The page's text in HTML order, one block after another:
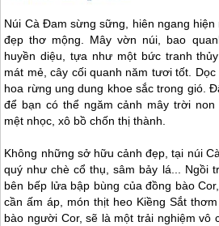
Núi Cà Đam sừng sững, hiên ngang
đẹp thơ mộng. Mây vờn núi, bao
huyền diệu, tựa như một bức tranh
mát mẻ, cây cối quanh năm tươi tốt.
hoa rừng ung dung khoe sắc trong gió.
để bạn có thể ngăm cảnh mây trời
mệt nhọc, xô bồ chốn thị thành.
Không những sở hữu cảnh đẹp, tại núi
quý như chè cổ thụ, sâm bảy lá... Ngồi
bên bếp lửa bập bùng của đồng bào
cần ấm áp, món thịt heo Kiềng Sắt
bào người Cor, sẽ là một trải nghiệm vô